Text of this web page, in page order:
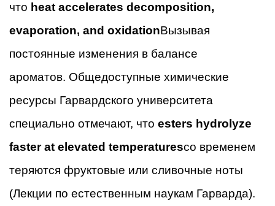
что heat accelerates decomposition,
evaporation, and oxidationВызывая
постоянные изменения в балансе
ароматов. Общедоступные химические
ресурсы Гарвардского университета
специально отмечают, что esters hydrolyze
faster at elevated temperaturesсо временем
теряются фруктовые или сливочные ноты
(Лекции по естественным наукам Гарварда).